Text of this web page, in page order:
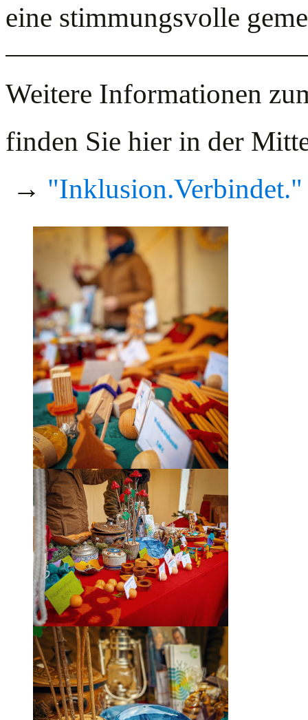
eine stimmungsvolle
Weitere Informationen
finden Sie hier in der
→